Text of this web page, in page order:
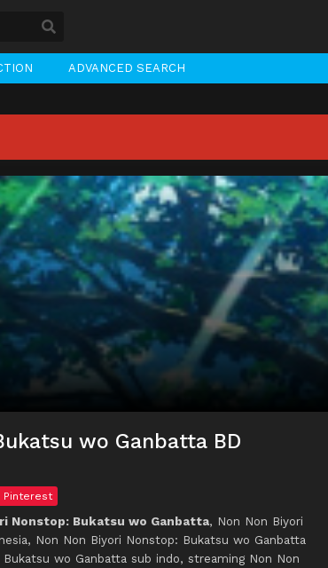
ADVANCED SEARCH
wo Ganbatta BD
Pinterest
Nonstop: Bukatsu wo Ganbatta, Non Non Biyori
Non Non Biyori Nonstop: Bukatsu wo Ganbatta
wo Ganbatta sub indo, streaming Non Non